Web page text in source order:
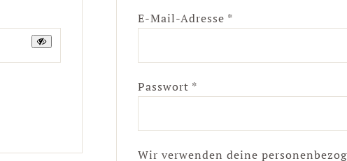
E-Mail-Adresse *Erforderlich
Passwort *Erforderlich
Wir verwenden deine